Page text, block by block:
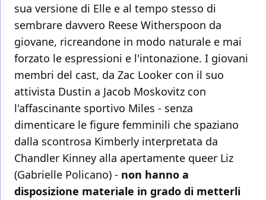
sua versione di Elle e al tempo stesso di
sembrare davvero Reese Witherspoon da
giovane, ricreandone in modo naturale e mai
forzato le espressioni e l'intonazione. I giovani
membri del cast, da Zac Looker con il suo
attivista Dustin a Jacob Moskovitz con
l'affascinante sportivo Miles - senza
dimenticare le figure femminili che spaziano
dalla scontrosa Kimberly interpretata da
Chandler Kinney alla apertamente queer Liz
(Gabrielle Policano) - non hanno a
disposizione materiale in grado di metterli